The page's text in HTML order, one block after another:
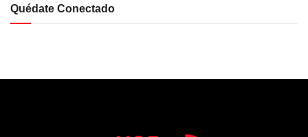
Quédate Conectado